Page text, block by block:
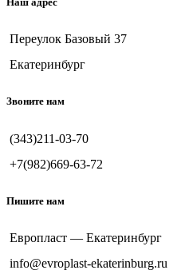
Переулок Базовый 37
Екатеринбург
Звоните нам
(343)211-03-70
+7(982)669-63-72
Пишите нам
Европласт — Екатеринбург
info@evroplast-ekaterinburg.ru